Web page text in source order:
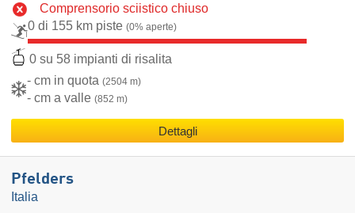
Comprensorio sciistico chiuso
0 di 155 km piste (0% aperte)
0 su 58 impianti di risalita
- cm in quota (2504 m)
- cm a valle (852 m)
Dettagli
Pfelders
Italia